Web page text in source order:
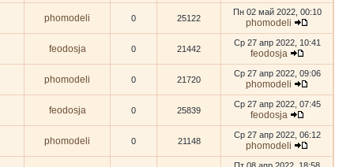
phomodeli 0 25122
Пн 02 май 2022, 00:10
phomodeli
feodosja 0 21442
Ср 27 апр 2022, 10:41
feodosja
phomodeli 0 21720
Ср 27 апр 2022, 09:06
phomodeli
feodosja 0 25839
Ср 27 апр 2022, 07:45
feodosja
phomodeli 0 21148
Ср 27 апр 2022, 06:12
phomodeli